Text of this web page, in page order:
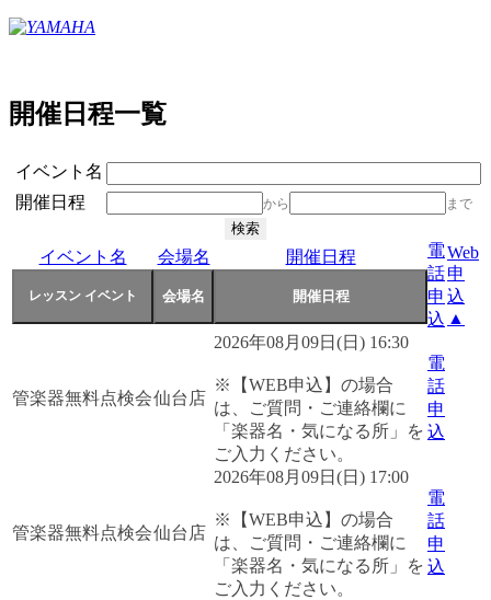
開催日程一覧
イベント名
開催日程
から まで
イベント名 会場名 開催日程
電
話
申
込
Web
申
込
▲
管楽器無料点検会仙台店
2026年08月09日(日) 16:30
※【WEB申込】の場合
は、ご質問・ご連絡欄に
「楽器名・気になる所」を
ご入力ください。
電
話
申
込
管楽器無料点検会仙台店
2026年08月09日(日) 17:00
※【WEB申込】の場合
は、ご質問・ご連絡欄に
「楽器名・気になる所」を
ご入力ください。
電
話
申
込